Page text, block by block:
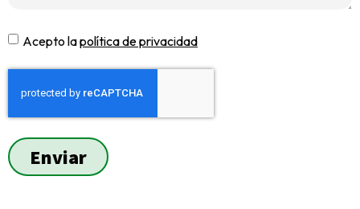
Acepto lapolítica de privacidad
Enviar